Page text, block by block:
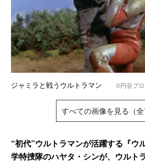
ジャミラと戦うウルトラマン©円谷プロ
すべての画像を見る（全
“初代”ウルトラマンが活躍する『ウ
学特捜隊のハヤタ・シンが、ウルト